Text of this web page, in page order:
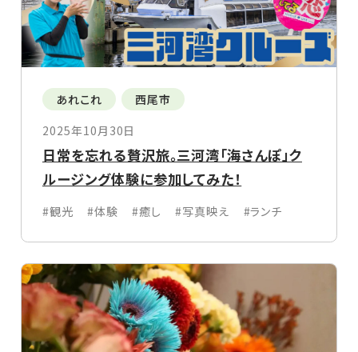
あれこれ
西尾市
2025年10月30日
日常を忘れる贅沢旅。三河湾「海さんぽ」ク
ルージング体験に参加してみた！
#観光 #体験 #癒し #写真映え #ランチ